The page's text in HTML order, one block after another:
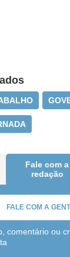
Fale com a
redação
FALE COM A
comentário ou